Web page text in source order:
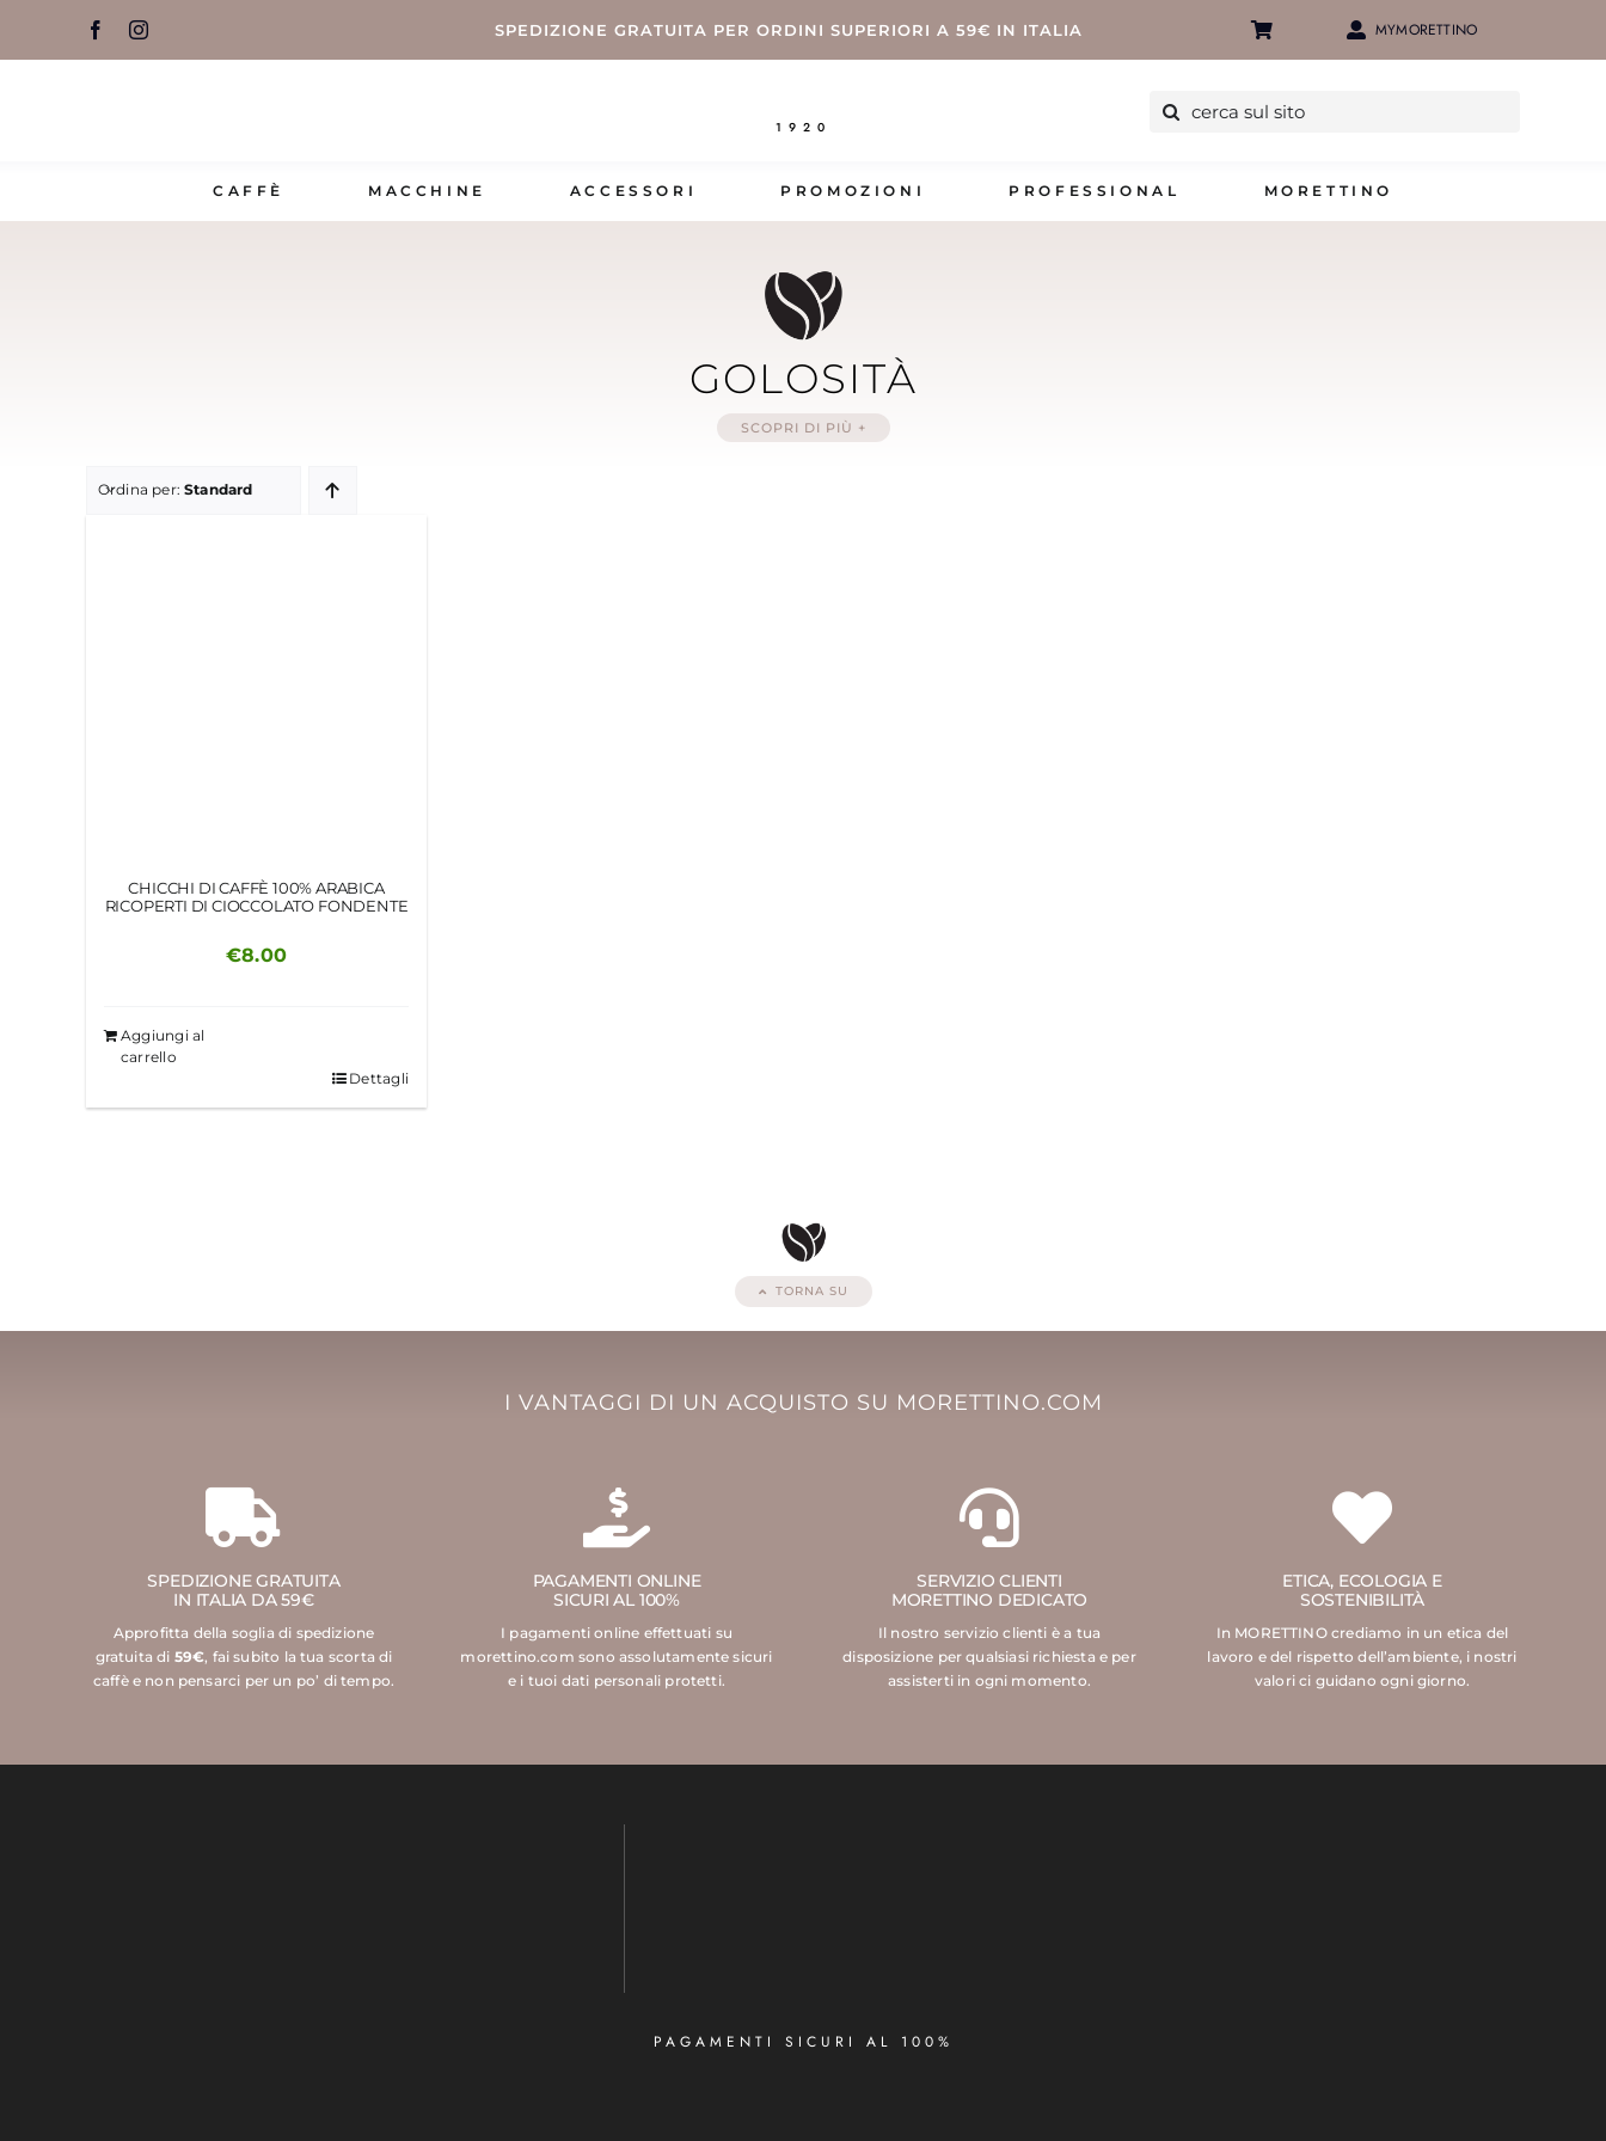
SPEDIZIONE GRATUITA PER ORDINI SUPERIORI A 59€ IN ITALIA MYMORETTINO
1920
Cerca
CAFFÈ MACCHINE ACCESSORI PROMOZIONI PROFESSIONAL MORETTINO
GOLOSITÀ
SCOPRI DI PIÙ +
Ordina per:Standard
CHICCHI DI CAFFÈ 100% ARABICA
RICOPERTI DI CIOCCOLATO FONDENTE
€8.00
Aggiungi al
carrello
Dettagli
TORNA SU
I VANTAGGI DI UN ACQUISTO SU MORETTINO.COM
SPEDIZIONE GRATUITA
IN ITALIA DA 59€
Approfitta della soglia di spedizione
gratuita di 59€, fai subito la tua scorta di
caffè e non pensarci per un po’ di tempo.
PAGAMENTI ONLINE
SICURI AL 100%
I pagamenti online effettuati su
morettino.com sono assolutamente sicuri
e i tuoi dati personali protetti.
SERVIZIO CLIENTI
MORETTINO DEDICATO
Il nostro servizio clienti è a tua
disposizione per qualsiasi richiesta e per
assisterti in ogni momento.
ETICA, ECOLOGIA E
SOSTENIBILITÀ
In MORETTINO crediamo in un etica del
lavoro e del rispetto dell’ambiente, i nostri
valori ci guidano ogni giorno.
PAGAMENTI SICURI AL 100%